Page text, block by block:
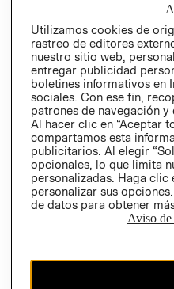
Utilizamos cookies de
rastreo de editores
nuestro sitio web,
entregar publicidad
boletines informativos en
sociales. Con ese fin,
patrones de navegación y
Al hacer clic en “Aceptar
compartamos esta
publicitarios. Al elegir
opcionales, lo que limita
personalizadas. Haga clic
personalizar sus
de datos para obtener
Aviso